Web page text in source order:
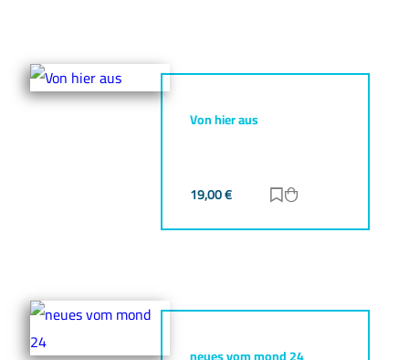
Von hier aus
19,00€ Zur Merkliste